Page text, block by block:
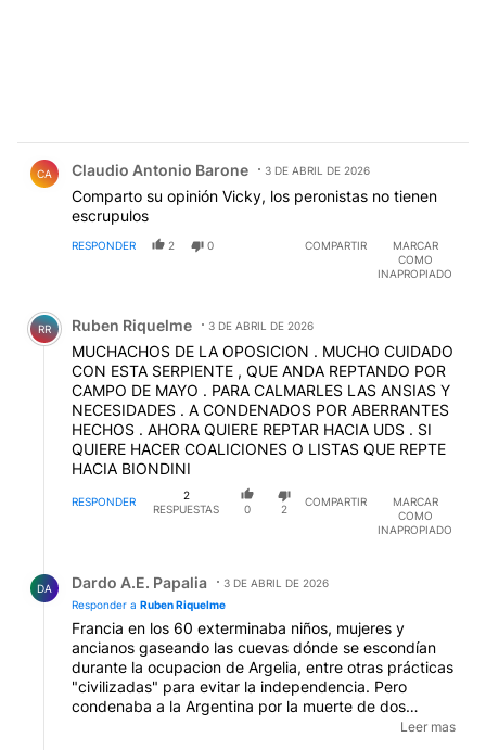
CA Claudio Antonio Barone 3 DE ABRIL DE 2026
Comparto su opinión Vicky, los peronistas no tienen
escrupulos
RESPONDER 2 0 COMPARTIR
MARCAR
COMO
INAPROPIADO
Comentario de Ruben Riquelme.
RR Ruben Riquelme 3 DE ABRIL DE 2026
MUCHACHOS DE LA OPOSICION . MUCHO CUIDADO
CON ESTA SERPIENTE , QUE ANDA REPTANDO POR
CAMPO DE MAYO . PARA CALMARLES LAS ANSIAS Y
NECESIDADES . A CONDENADOS POR ABERRANTES
HECHOS . AHORA QUIERE REPTAR HACIA UDS . SI
QUIERE HACER COALICIONES O LISTAS QUE REPTE
HACIA BIONDINI
RESPONDER
2
RESPUESTAS
0 2
COMPARTIR
MARCAR
COMO
INAPROPIADO
DA Dardo A.E. Papalia
3 DE ABRIL DE 2026
Responder a Ruben Riquelme
Francia en los 60 exterminaba niños, mujeres y
ancianos gaseando las cuevas dónde se escondían
durante la ocupacion de Argelia, entre otras prácticas
"civilizadas" para evitar la independencia. Pero
condenaba a la Argentina por la muerte de dos
monjas francesas. Jimmy Carter apoyaba a lasLeer mas